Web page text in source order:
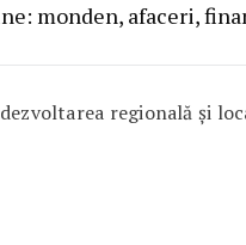
monden, afaceri,
dezvoltarea regională şi